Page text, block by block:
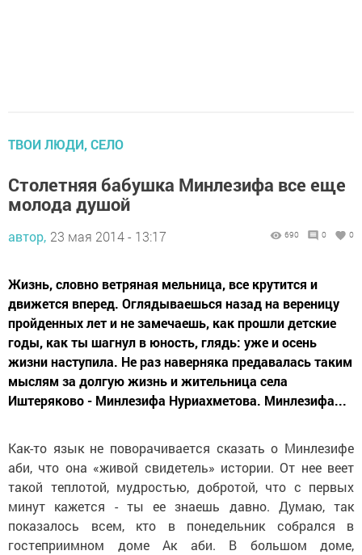
ТВОИ ЛЮДИ, СЕЛО
Столетняя бабушка Минлезифа все еще
молода душой
автор, 23 мая 2014 - 13:17 690 0 0
Жизнь, словно ветряная мельница, все крутится и
движется вперед. Оглядываешься назад на вереницу
пройденных лет и не замечаешь, как прошли детские
годы, как ты шагнул в юность, глядь: уже и осень
жизни наступила. Не раз наверняка предавалась таким
мыслям за долгую жизнь и жительница села
Иштеряково - Минлезифа Нуриахметова. Минлезифа...
Как-то язык не поворачивается сказать о Минлезифе
аби, что она «живой свидетель» истории. От нее веет
такой теплотой, мудростью, добротой, что с первых
минут кажется - ты ее знаешь давно. Думаю, так
показалось всем, кто в понедельник собрался в
гостеприимном доме Ак аби. В большом доме,